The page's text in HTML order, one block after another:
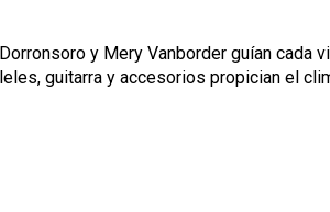
y Mery Vanborder guían cada
guitarra y accesorios propician el